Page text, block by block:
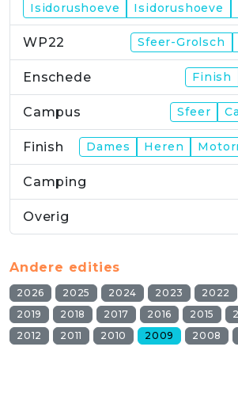
Isidorushoeve
Isidorushoeve
WP22 Sfeer-Grolsch
Enschede Finish
Campus Sfeer
Finish Dames Heren
Camping
Overig
Andere edities
2026 2025 2024 2023 2022
2019
2018 2017 2016 2015
2012
2011 2010 2009 2008